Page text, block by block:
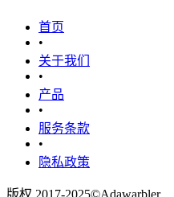
首页
•
关于我们
•
产品
•
‎服务条款‎
•
隐私政策
版权 2017-2025©Adawarbler